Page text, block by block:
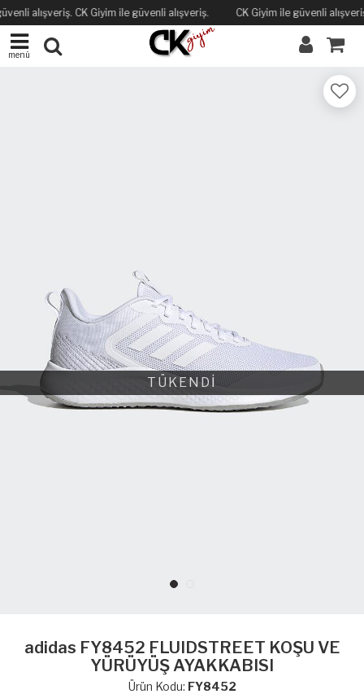
alışveriş. CK Giyim ile güvenli alışveriş. CK Giyim ile güvenli
menü
TÜKENDİ
adidas FY8452 FLUIDSTREET KOŞU VE
YÜRÜYÜŞ AYAKKABISI
Ürün Kodu: FY8452